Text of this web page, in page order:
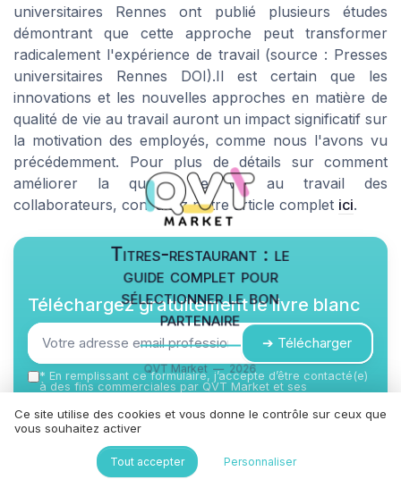
universitaires Rennes ont publié plusieurs études
démontrant que cette approche peut transformer
radicalement l'expérience de travail (source : Presses
universitaires Rennes DOI).Il est certain que les
innovations et les nouvelles approches en matière de
qualité de vie au travail auront un impact significatif sur
la motivation des employés, comme nous l'avons vu
précédemment. Pour plus de détails sur comment
améliorer la qualité de vie au travail des
collaborateurs, consultez notre article complet ici.
Titres-restaurant : le
guide complet pour
sélectionner le bon
partenaire
QVT Market — 2026
Téléchargez gratuitement le livre blanc
➔ Télécharger
* En remplissant ce formulaire, j’accepte d’être contacté(e)
à des fins commerciales par QVT Market et ses
partenaires.
Ce site utilise des cookies et vous donne le contrôle sur ceux que
vous souhaitez activer
Tout accepter Personnaliser